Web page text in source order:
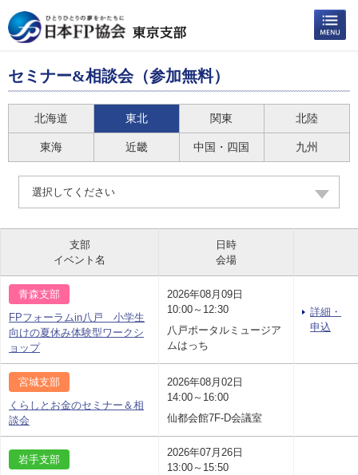
セミナー&相談会（参加無料）
北海道 東北 関東 北陸
東海 近畿 中国・四国 九州
選択してください
支部
イベント名
日時
会場
青森支部
FPフォーラムin八戸 小学生
向けの夏休み体験型ワークシ
ョップ
2026年08月09日
10:00～12:30
八戸ポータルミュージア
ムはっち
詳細・
申込
宮城支部
くらしとお金のセミナー＆相
談会
2026年08月02日
14:00～16:00
仙都会館7F-D会議室
岩手支部
2026年07月26日
13:00～15:50